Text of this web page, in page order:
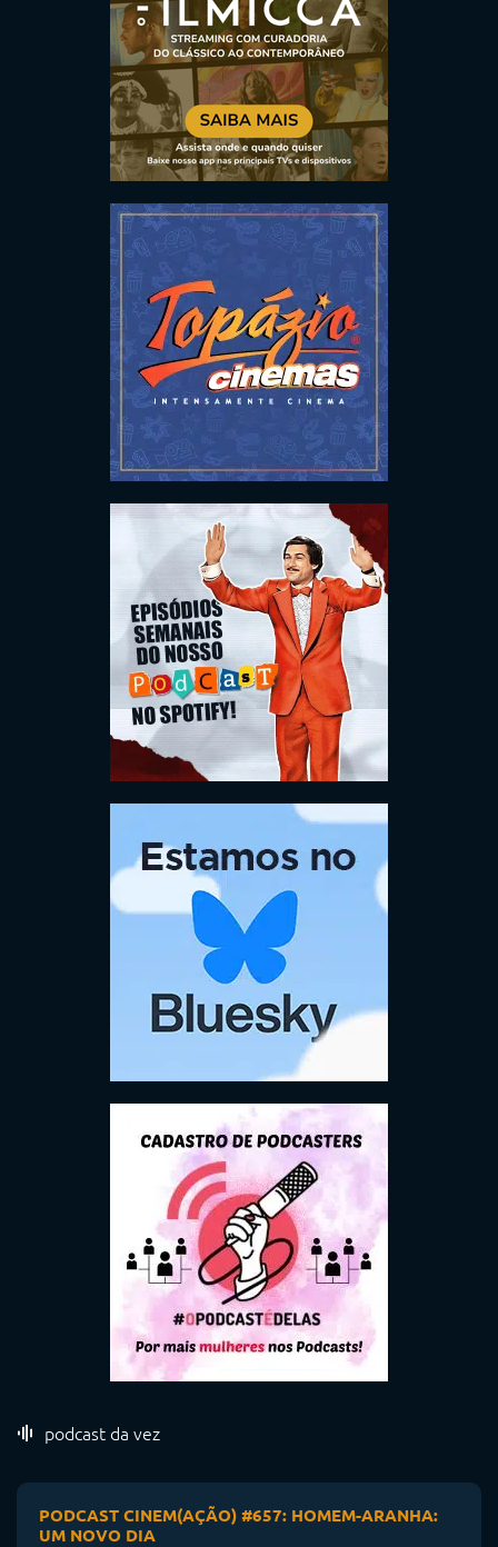
podcast da vez
PODCAST CINEM(AÇÃO) #657: HOMEM-ARANHA:
UM NOVO DIA